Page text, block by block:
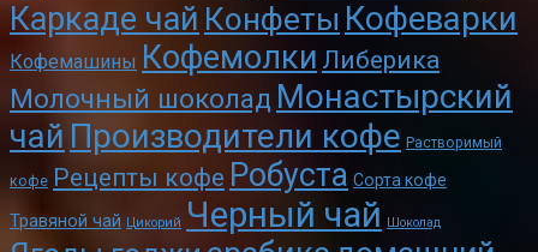
Privacy Policy
© 2026 coffee-mir.ru